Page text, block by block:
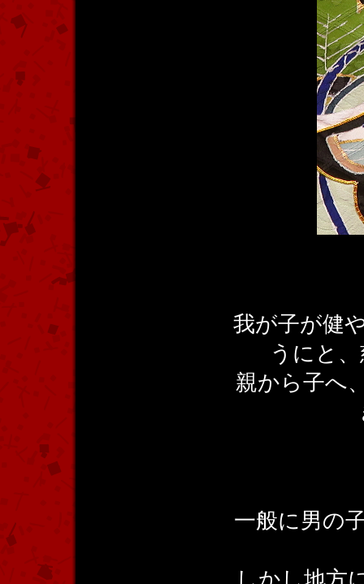
我が子が健
うにと
親から子へ
一般に男の
しかし地方